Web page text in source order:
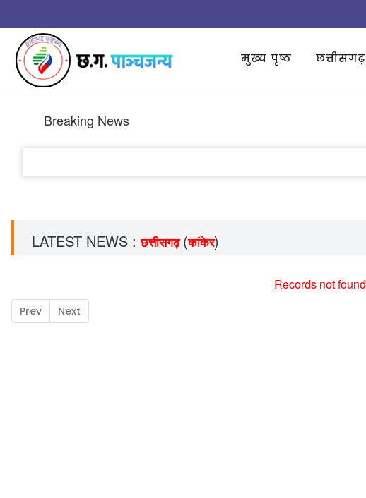
मुख्य पृष्ठ छत्तीसगढ़
Breaking News
LATEST NEWS :छत्तीसगढ़ (कांकेर)
Records not found
Prev Next